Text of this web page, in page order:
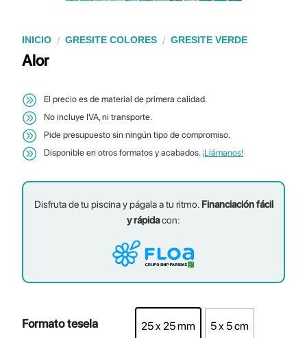
INICIO / GRESITE COLORES / GRESITE VERDE
Alor
El precio es de material de primera calidad.
No incluye IVA, ni transporte.
Pide presupuesto sin ningún tipo de compromiso.
Disponible en otros formatos y acabados. ¡Llámanos!
Disfruta de tu piscina y págala a tu ritmo. Financiación fácil
y rápidacon:
Formato tesela 25 x 25 mm 5 x 5 cm